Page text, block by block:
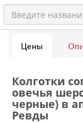
Цены
Колготки
овечья
черные) в
Ревды